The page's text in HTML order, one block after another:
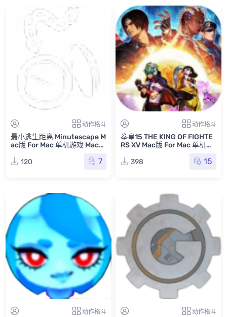
动作格斗
最小逃生距离 Minutescape M
ac版 For Mac 单机游戏 Mac游
120
7
动作格斗
拳皇15 THE KING OF FIGHTE
RS XV Mac版 For Mac 单机游
398
15
动作格斗 动作格斗